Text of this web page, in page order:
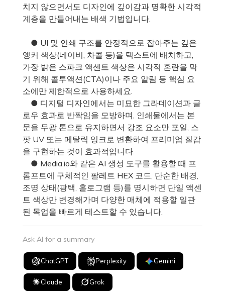
치지 않으면서도 디자인에 깊이감과 명확한 시각적
계층을 만들어내는 배색 기법입니다.
● UI 및 인쇄 구조를 안정적으로 잡아주는 깊은
앵커 색상(네이비, 차콜 등)을 텍스트에 배치하고,
가장 밝은 스파크 액센트 색상은 시각적 혼란을 막
기 위해 콜투액션(CTA)이나 주요 알림 등 핵심 요
소에만 제한적으로 사용하세요.
● 디지털 디자인에서는 미묘한 그라데이션과 글
로우 효과로 반짝임을 모방하며, 인쇄물에서는 본
문을 무광 톤으로 유지하면서 강조 요소만 포일, 스
팟 UV 또는 메탈릭 잉크로 변환하여 프리미엄 질감
을 구현하는 것이 효과적입니다.
● Media.io와 같은 AI 생성 도구를 활용할 때 프
롬프트에 구체적인 팔레트 HEX 코드, 단순한 배경,
조명 상태(광택, 홀로그램 등)를 명시하면 단일 액센
트 색상만 변경해가며 다양한 매체에 적용할 일관
된 목업을 빠르게 테스트할 수 있습니다.
Ask AI for a summary
ChatGPT Perplexity Gemini
Claude Grok